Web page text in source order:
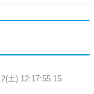
土) 12:17:55.15